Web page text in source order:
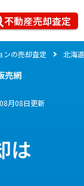
不動産売却査定
ンの売却査定 北海道
売網
月08日更新
は